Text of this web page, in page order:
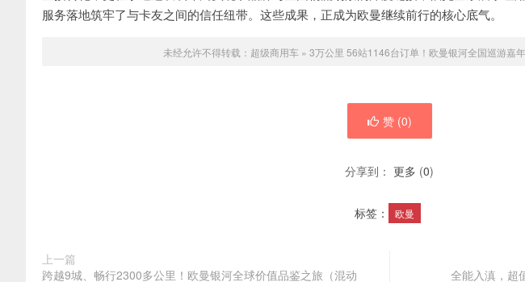
服务落地筑牢了与卡友之间的信任纽带。这些成果，正成为欧曼继续前行的核心底气。
未经允许不得转载： 超级商用车 » 3万公里 56站1146台订单！欧曼银河全国巡游嘉
赞 (0)
分享到： 更多 (0)
标签： 欧曼
上一篇
跨越9城、畅行2300多公里！欧曼银河全球价值品鉴之旅（混动
全能入滇，超